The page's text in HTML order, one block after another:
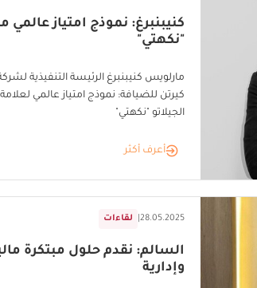
كنيبنبرغ: نموذج امتياز عالمي
"نكهتي"
مارلويس كنيبنبرغ الرئيسة التنفيذية
كيرتن للضيافة: نموذج امتياز عالمي لعلامة
الجيلاتو "نكهتي"
أعرف أكثر
لقاءات 28.05.2025
السالم: نقدم حلول مبتكرة
وإدارية